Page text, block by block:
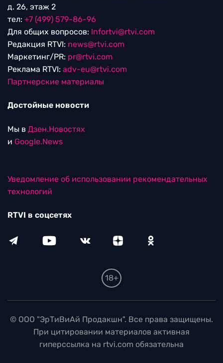
д. 26, этаж 2
тел: +7 (499) 579-86-96
Для общих вопросов: Infortvi@rtvi.com
Редакция RTVI: news@rtvi.com
Маркетинг/PR: pr@rtvi.com
Реклама RTVI: adv-eu@rtvi.com
Партнерские материалы
Достойные новости
Мы в Дзен.Новостях
и Google.News
Уведомление об использовании рекомендательных
технологий
RTVI в соцсетях
18+
© ООО "ЭрТиВиАй Продакшн". Все права защищены.
При цитировании материалов активная
гиперссылка на rtvi.com обязательна